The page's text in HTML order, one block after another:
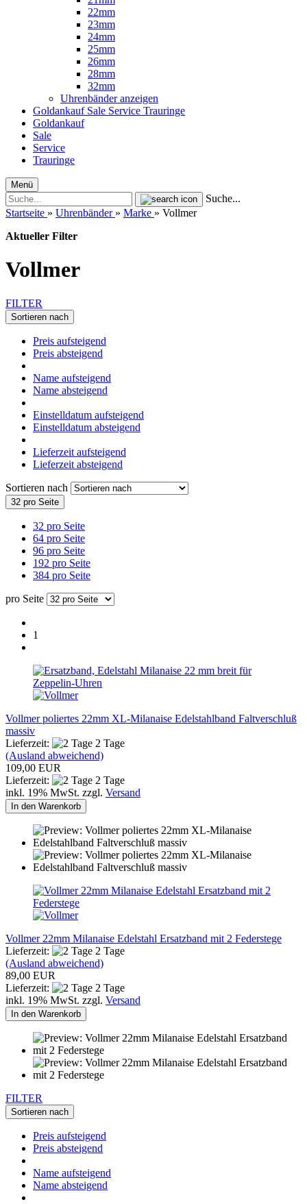
22mm
23mm
24mm
25mm
26mm
28mm
32mm
Uhrenbänder anzeigen
Goldankauf Sale Service Trauringe
Goldankauf
Sale
Service
Trauringe
Menü
Suche...
Startseite » Uhrenbänder » Marke » Vollmer
Aktueller Filter
Vollmer
FILTER
Sortieren nach
Preis aufsteigend
Preis absteigend
Name aufsteigend
Name absteigend
Einstelldatum aufsteigend
Einstelldatum absteigend
Lieferzeit aufsteigend
Lieferzeit absteigend
Sortieren nach
32 pro Seite
32 pro Seite
64 pro Seite
96 pro Seite
192 pro Seite
384 pro Seite
pro Seite
1
Vollmer poliertes 22mm XL-Milanaise Edelstahlband Faltverschluß
massiv
Lieferzeit:
2 Tage
(Ausland abweichend)
109,00 EUR
Lieferzeit:
2 Tage
inkl. 19% MwSt. zzgl. Versand
In den Warenkorb
Vollmer 22mm Milanaise Edelstahl Ersatzband mit 2 Federstege
Lieferzeit:
2 Tage
(Ausland abweichend)
89,00 EUR
Lieferzeit:
2 Tage
inkl. 19% MwSt. zzgl. Versand
In den Warenkorb
FILTER
Sortieren nach
Preis aufsteigend
Preis absteigend
Name aufsteigend
Name absteigend